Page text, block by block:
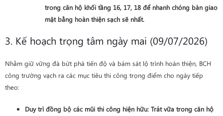
trong căn hộ khối tầng 16, 17, 18 để nhanh chóng bàn giao
mặt bằng hoàn thiện sạch sẽ nhất.
3. Kế hoạch trọng tâm ngày mai (09/07/2026)
Nhằm giữ vững đà bứt phá tiến độ và bám sát lộ trình hoàn thiện, BCH
công trường vạch ra các mục tiêu thi công trọng điểm cho ngày tiếp
theo:
Duy trì đồng bộ các mũi thi công hiện hữu: Trát vữa trong căn hộ